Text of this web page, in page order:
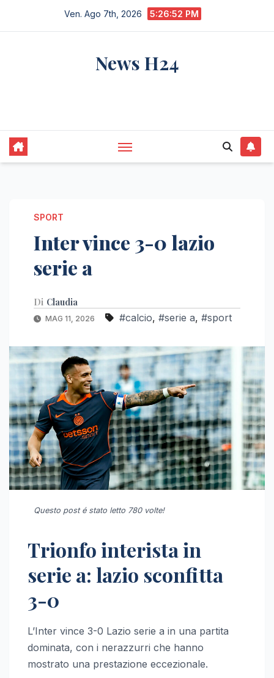
Ven. Ago 7th, 2026 5:26:53 PM
News H24
SPORT
Inter vince 3-0 lazio
serie a
Di Claudia
MAG 11, 2026 #calcio, #serie a, #sport
Questo post é stato letto 780 volte!
Trionfo interista in
serie a: lazio sconfitta
3-0
L’Inter vince 3-0 Lazio serie a in una partita
dominata, con i nerazzurri che hanno
mostrato una prestazione eccezionale.